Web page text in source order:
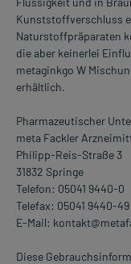
Kunststoffverschluss
Naturstoffpräparaten
die aber keinerlei
metaginkgo W
erhältlich.
Pharmazeutischer
meta Fackler
Philipp-Reis-Straße 3
31832 Springe
Telefon: 05041 9440-0
Telefax: 05041 9440-49
E-Mail:
Diese